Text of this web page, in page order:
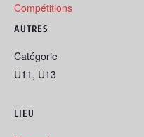
Compétitions
AUTRES
Catégorie
U11, U13
LIEU